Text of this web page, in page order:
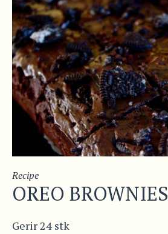
Recipe
OREO BROWNIES
Gerir 24 stk